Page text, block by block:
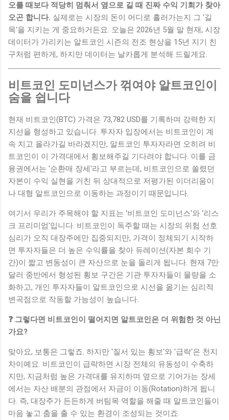
오를 때보다 적당히 멈춰서 옆으로 길 때 진짜 수익 기회가 찾아
오곤 합니다. 실제로는 시장의 돈이 어디로 흘러가는지 그 '길
목'을 지키는 게 중요하거든요. 오늘은 2026년 5월 말 현재, 시장
데이터가 가리키는 알트코인 시즌의 전조 현상을 15년 지기 친
구처럼 편하게, 하지만 데이터는 날카롭게 분석해 드릴게요.
비트코인 도미넌스가 꺾여야 알트코인이
숨을 쉽니다
현재 비트코인(BTC) 가격은 73,782 USD를 기록하며 강력한 지
지선을 형성하고 있습니다. 투자자 입장에서는 비트코인이 계
속 치고 올라가길 바라겠지만, 알트코인 투자자라면 오히려 비
트코인이 이 가격대에서 횡보해주길 기다려야 합니다. 이를 금
융권에서는 '순환매 장세'라고 부르는데, 비트코인으로 쏠렸던
자본이 수익 실현을 거친 뒤 상대적으로 저평가된 이더리움이
나 대형 알트코인으로 이동하는 과정이기 때문입니다.
여기서 우리가 주목해야 할 지표는 '비트코인 도미넌스'와 '리스
크 프리미엄'입니다. 비트코인이 독주할 때는 시장의 위험 선호
심리가 오직 대장주에만 집중되지만, 가격이 정체되기 시작하
면 투자자들은 더 높은 수익률을 찾아 듀레이션(자본 회수 기
간)이 짧고 변동성이 큰 자산으로 눈을 돌리게 됩니다. 현재 7만
달러 중반에서 형성된 횡보 구간은 기관 투자자들이 물량을 소
화하고, 개인 투자자들이 알트코인으로 시선을 옮기는 심리적
변곡점으로 작동할 가능성이 높습니다.
❓ 그렇다면 비트코인이 떨어지면 알트코인은 더 위험한 것 아닌
가요?
맞아요, 보통은 그렇죠. 하지만 '질서 있는 횡보'와 '급락'은 천지
차이예요. 비트코인이 급락하면 시장 전체의 유동성이 수축하
지만, 지금처럼 높은 가격대를 유지하며 옆으로 기어가는 장세
에서는 자산 배분의 관점에서 자금이 이동(Rotation)하게 됩니
다. 즉, 대장주가 든든하게 버팀목 역할을 해줄 때 알트코인들이
마음 놓고 춤을 출 수 있는 환경이 조성되는 것이죠.